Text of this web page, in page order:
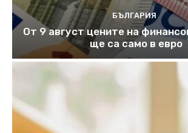
БЪЛГАРИЯ
От 9 август цените на
ще са само в евро